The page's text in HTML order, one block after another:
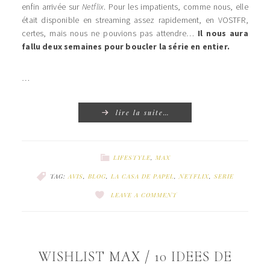
enfin arrivée sur Netflix. Pour les impatients, comme nous, elle
était disponible en streaming assez rapidement, en VOSTFR,
certes, mais nous ne pouvions pas attendre… Il nous aura
fallu deux semaines pour boucler la série en entier.
…
lire la suite…
LIFESTYLE MAX
TAG: AVIS BLOG LA CASA DE PAPEL NETFLIX SERIE
LEAVE A COMMENT
WISHLIST MAX / 10 IDEES DE